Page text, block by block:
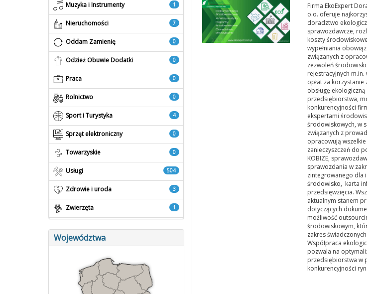
1
Muzyka i Instrumenty
7
Nieruchomości
0
Oddam Zamienię
0
Odzież Obuwie Dodatki
0
Praca
0
Rolnictwo
4
Sport i Turystyka
0
Sprzęt elektroniczny
0
Towarzyskie
504
Usługi
3
Zdrowie i uroda
1
Zwierzęta
Województwa
Firma EkoExpert
o.o. oferuje
doradztwo
sprawozdawcze,
koszty
wypełniania
związanych z
zezwoleń
rejestracyjnych
opłat za
obsługę
przedsiębiorstwa,
konkurencyjności
ekspertami
środowiskowych, w
związanych z
opracowują
zanieczyszczeń do
KOBIZE,
sprawozdania w
zintegrowanego dla
środowisko, karta
przedsięwzięcia.
aktualnym stanem
dotyczących
możliwość
środowiskowym,
zakres
Współpraca
pozwala na
przedsiębiorstwa w
konkurencyjności